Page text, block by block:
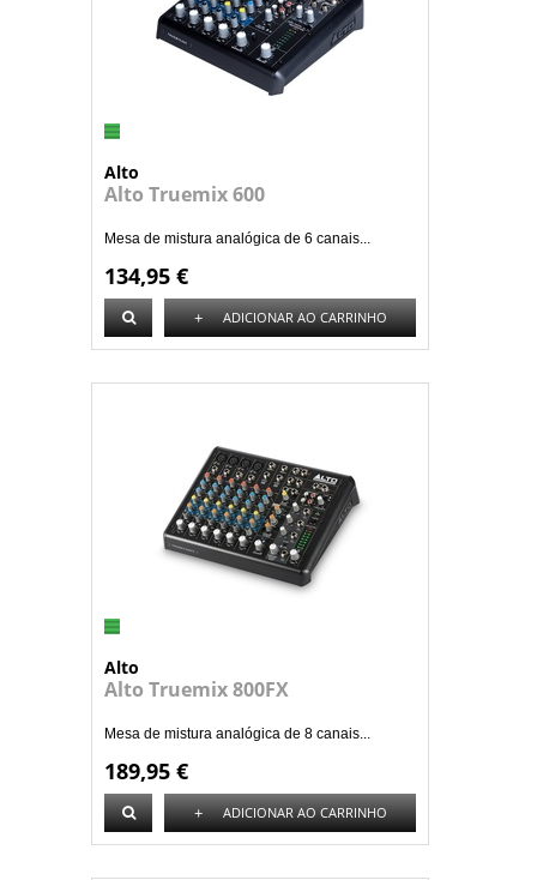
Alto
Alto Truemix 600
Mesa de mistura analógica de 6 canais...
134,95 €
+ ADICIONAR AO CARRINHO
Alto
Alto Truemix 800FX
Mesa de mistura analógica de 8 canais...
189,95 €
+ ADICIONAR AO CARRINHO